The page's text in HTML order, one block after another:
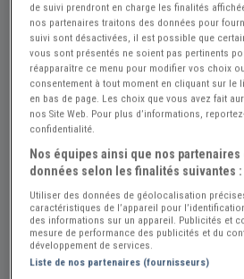
Réf : A876148 Actualisée le : 30/07/2026
YAMAHA XS 650 1H1 -
Créer une alerte YAMAHA XS 650
5 800 €
Vendeur Particulier
Puy de Dôme (63) - COURNON-
de suivi prendront en charge les finalités
nos partenaires traitons des données pour
suivi sont désactivées, il est possible que
vous sont présentés ne soient pas pertinents
réapparaître ce menu pour modifier vos choix
consentement à tout moment en cliquant sur le
en bas de page. Les choix que vous avez fait
nos Site Web. Pour plus d’informations,
confidentialité.
Nos équipes ainsi que nos
données selon les finalités suivantes :
Utiliser des données de géolocalisation
caractéristiques de l’appareil pour
des informations sur un appareil. Publicités et
mesure de performance des publicités et du
développement de services.
Liste de nos partenaires (fournisseurs)